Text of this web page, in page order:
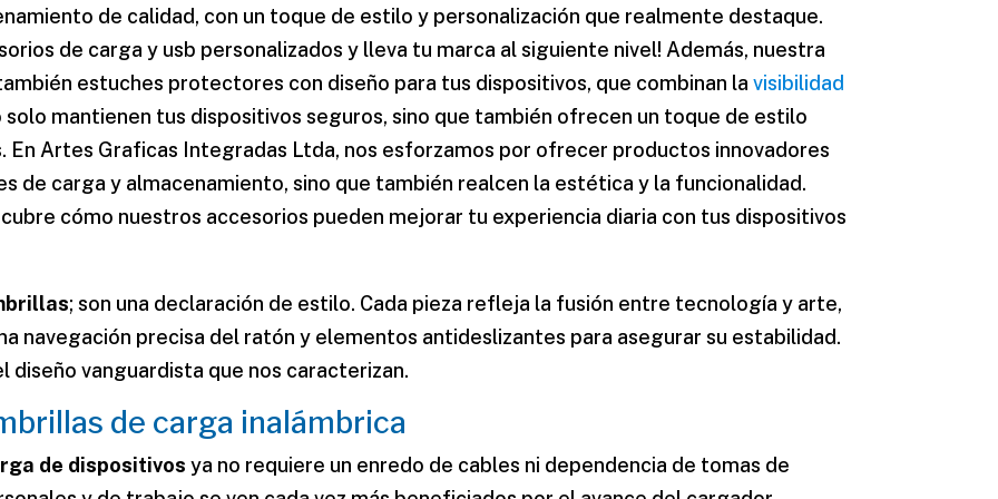
de calidad, con un toque de estilo y personalización que realmente destaque.
de carga y usb personalizados y lleva tu marca al siguiente nivel! Además, nuestra
estuches protectores con diseño para tus dispositivos, que combinan lavisibilidad
solo mantienen tus dispositivos seguros, sino que también ofrecen un toque de estilo
En Artes Graficas Integradas Ltda, nos esforzamos por ofrecer productos innovadores
de carga y almacenamiento, sino que también realcen la estética y la funcionalidad.
cómo nuestros accesorios pueden mejorar tu experiencia diaria con tus dispositivos
; son una declaración de estilo. Cada pieza refleja la fusión entre tecnología y arte,
navegación precisa del ratón y elementos antideslizantes para asegurar su estabilidad.
diseño vanguardista que nos caracterizan.
de carga inalámbrica
de dispositivos ya no requiere un enredo de cables ni dependencia de tomas de